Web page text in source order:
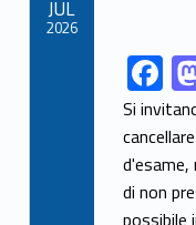
Link identifier share facebook archive #share-link-archive-75589F
ac
e
b
Si
d'esame,
di non
possibile
JUL
2026